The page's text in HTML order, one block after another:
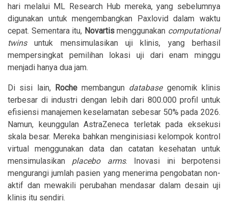
hari melalui ML Research Hub mereka, yang sebelumnya
digunakan untuk mengembangkan Paxlovid dalam waktu
cepat. Sementara itu, Novartismenggunakan computational
twinsuntuk mensimulasikan uji klinis, yang berhasil
mempersingkat pemilihan lokasi uji dari enam minggu
menjadi hanya dua jam.
Di sisi lain, Rochemembangun database genomik klinis
terbesar di industri dengan lebih dari 800.000 profil untuk
efisiensi manajemen keselamatan sebesar 50% pada 2026.
Namun, keunggulan AstraZeneca terletak pada eksekusi
skala besar. Mereka bahkan menginisiasi kelompok kontrol
virtual menggunakan data dan catatan kesehatan untuk
mensimulasikan placebo arms. Inovasi ini berpotensi
mengurangi jumlah pasien yang menerima pengobatan non-
aktif dan mewakili perubahan mendasar dalam desain uji
klinis itu sendiri.